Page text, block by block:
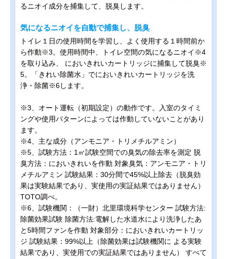
るニオイ成分を捕集して、脱臭します。
気になるニオイを自動で捕集し、脱臭
トイレ１日の使用時間を学習し、よく使用する１時間前か
ら作動※3。使用時間中、トイレ空間の気になるニオイ※4
を取り込み、 においきれいカートリッジに捕集して脱臭※
5。「きれい除菌水」でにおいきれいカートリッジを洗
浄・除菌※6します。
※3、オート運転（初期設定）の動作です。入室のタイミ
ングや使用パターンによっては作動していないことがあり
ます。
※4、主な成分（アンモニア・トリメチルアミン）
※5、試験方法：1㎥試験空間での臭気の除去率を測定 脱
臭方法：においきれいを作動 対象臭気：アンモニア・トリ
メチルアミン 試験結果：30分間で45%以上除去（脱臭効
果は実験結果であり、実使用の実証結果ではありません）
TOTO調べ。
※6、試験機関：（一財）北里環境科学センター 試験方法:
除菌効果試験 除菌方法:電解した水道水により洗浄したあ
と5時間ファンを作動 対象部分：においきれいカートリッ
ジ 試験結果：99%以上（除菌効果は試験機関に よる実験
結果であり、実使用での実証結果ではありません） すべて